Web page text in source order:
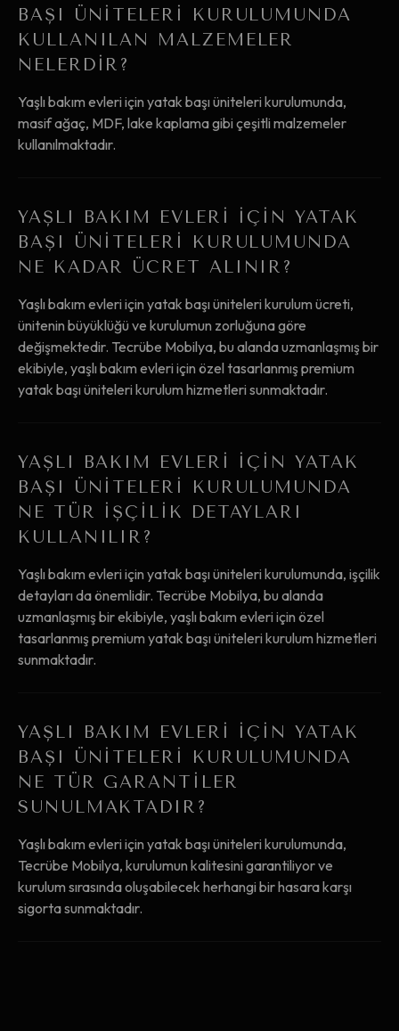
BAŞI ÜNITELERI KURULUMUNDA
KULLANILAN MALZEMELER
NELERDIR?
Yaşlı bakım evleri için yatak başı üniteleri kurulumunda,
masif ağaç, MDF, lake kaplama gibi çeşitli malzemeler
kullanılmaktadır.
YAŞLI BAKIM EVLERI IÇIN YATAK
BAŞI ÜNITELERI KURULUMUNDA
NE KADAR ÜCRET ALINIR?
Yaşlı bakım evleri için yatak başı üniteleri kurulum ücreti,
ünitenin büyüklüğü ve kurulumun zorluğuna göre
değişmektedir. Tecrübe Mobilya, bu alanda uzmanlaşmış bir
ekibiyle, yaşlı bakım evleri için özel tasarlanmış premium
yatak başı üniteleri kurulum hizmetleri sunmaktadır.
YAŞLI BAKIM EVLERI IÇIN YATAK
BAŞI ÜNITELERI KURULUMUNDA
NE TÜR IŞÇILIK DETAYLARI
KULLANILIR?
Yaşlı bakım evleri için yatak başı üniteleri kurulumunda, işçilik
detayları da önemlidir. Tecrübe Mobilya, bu alanda
uzmanlaşmış bir ekibiyle, yaşlı bakım evleri için özel
tasarlanmış premium yatak başı üniteleri kurulum hizmetleri
sunmaktadır.
YAŞLI BAKIM EVLERI IÇIN YATAK
BAŞI ÜNITELERI KURULUMUNDA
NE TÜR GARANTILER
SUNULMAKTADIR?
Yaşlı bakım evleri için yatak başı üniteleri kurulumunda,
Tecrübe Mobilya, kurulumun kalitesini garantiliyor ve
kurulum sırasında oluşabilecek herhangi bir hasara karşı
sigorta sunmaktadır.